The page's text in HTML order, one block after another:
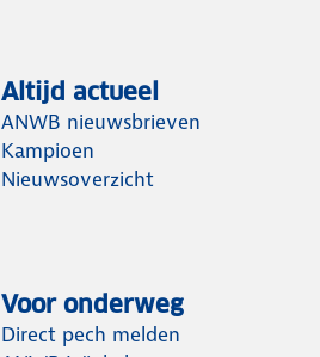
Altijd actueel
ANWB nieuwsbrieven
Kampioen
Nieuwsoverzicht
Voor onderweg
Direct pech melden